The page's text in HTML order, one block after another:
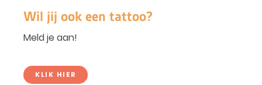
Wil jij ook een tattoo?
Meld je aan!
KLIK HIER